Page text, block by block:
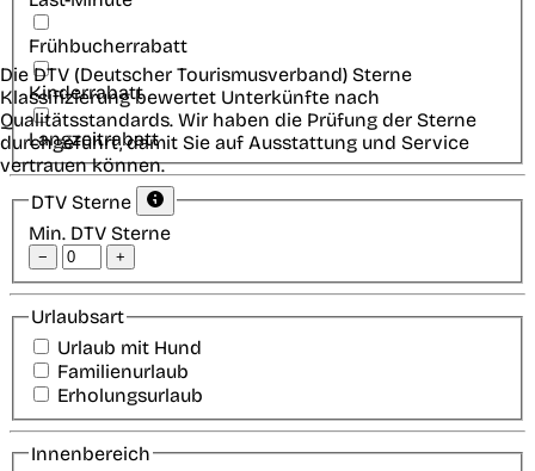
Frühbucherrabatt
Kinderrabatt
Langzeitrabatt
DTV Sterne
Min. DTV Sterne
− +
Die DTV (Deutscher Tourismusverband) Sterne
Klassifizierung bewertet Unterkünfte nach
Qualitätsstandards. Wir haben die Prüfung der Sterne
durchgeführt, damit Sie auf Ausstattung und Service
vertrauen können.
Urlaubsart
Urlaub mit Hund
Familienurlaub
Erholungsurlaub
Innenbereich